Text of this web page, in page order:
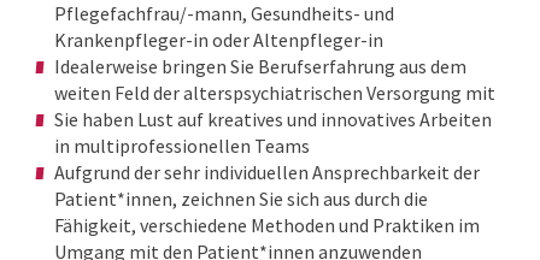
Pflegefachfrau/-mann, Gesundheits- und
Krankenpfleger-in oder Altenpfleger-in
Idealerweise bringen Sie Berufserfahrung aus dem
weiten Feld der alterspsychiatrischen Versorgung mit
Sie haben Lust auf kreatives und innovatives Arbeiten
in multiprofessionellen Teams
Aufgrund der sehr individuellen Ansprechbarkeit der
Patient*innen, zeichnen Sie sich aus durch die
Fähigkeit, verschiedene Methoden und Praktiken im
Umgang mit den Patient*innen anzuwenden